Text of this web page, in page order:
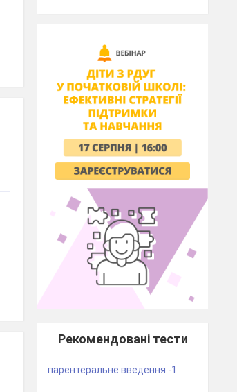
Рекомендовані тести
парентеральне введення -1